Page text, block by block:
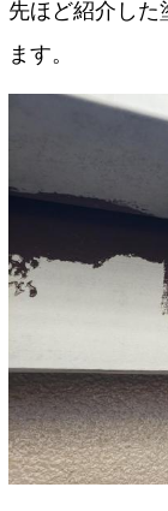
先ほど紹介した
ます。